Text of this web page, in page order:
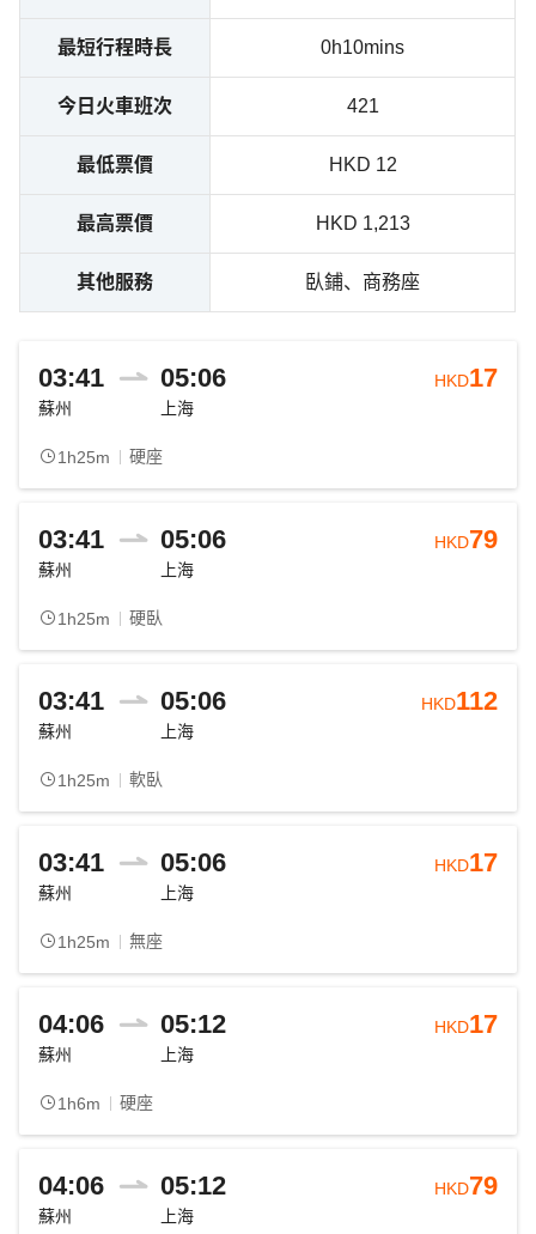
最短行程時長 0h10mins
今日火車班次 421
最低票價 HKD 12
最高票價 HKD 1,213
其他服務 臥鋪、商務座
03:41 05:06
蘇州 上海
1h25m 硬座
HKD17
03:41 05:06
蘇州 上海
1h25m 硬臥
HKD79
03:41 05:06
蘇州 上海
1h25m 軟臥
HKD112
03:41 05:06
蘇州 上海
1h25m 無座
HKD17
04:06 05:12
蘇州 上海
1h6m 硬座
HKD17
04:06 05:12
蘇州 上海
HKD79